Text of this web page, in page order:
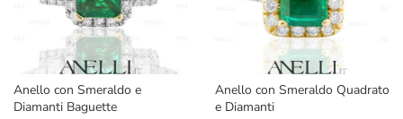
Anello con Smeraldo e
Diamanti Baguette
Anello con Smeraldo Quadrato
e Diamanti